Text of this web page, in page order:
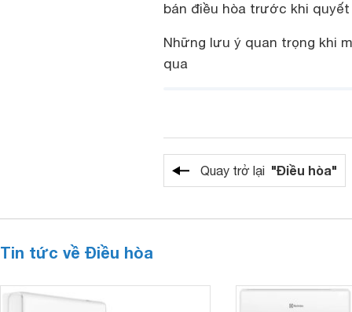
bán điều hòa trước khi quyết
Những lưu ý quan trọng khi
qua
Quay trở lại "Điều hòa"
Tin tức về Điều hòa